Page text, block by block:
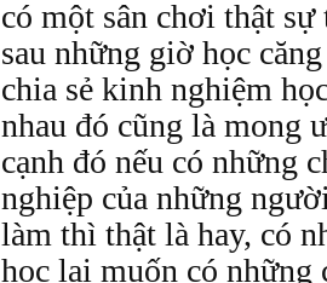
có một sân chơi thật
sau những giờ học
chia sẻ kinh nghiệm
nhau đó cũng là mong
cạnh đó nếu có những
nghiệp của những
làm thì thật là hay, có
học lại muốn có những